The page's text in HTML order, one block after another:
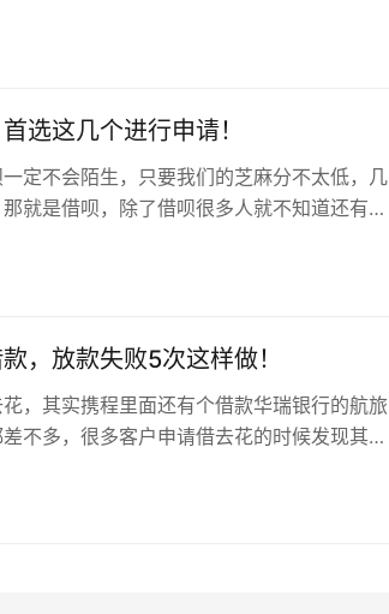
选这几个进行申请！
定不会陌生，只要我们的芝麻分不太低，几
就是借呗，除了借呗很多人就不知道还有哪
，放款失败5次这样做！
，其实携程里面还有个借款华瑞银行的航旅
不多，很多客户申请借去花的时候发现其实